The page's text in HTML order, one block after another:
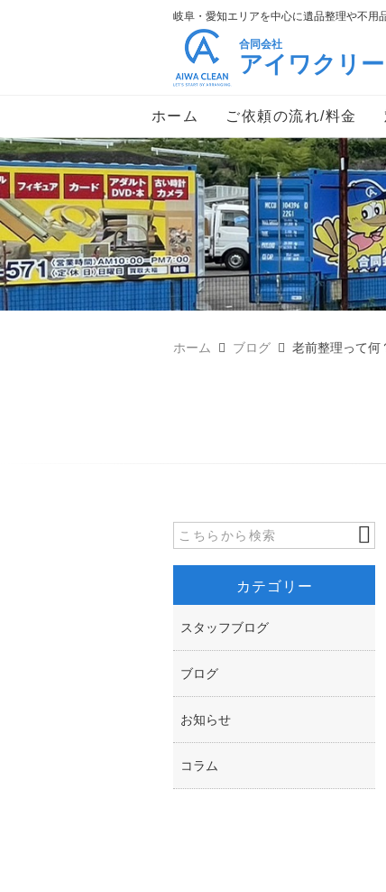
岐阜・愛知エリアを中心に遺品整理や不用
合同会社
アイワクリ
ホーム ご依頼の流れ/料金
ホーム ブログ 老前整理って何
カテゴリー
スタッフブログ
ブログ
お知らせ
コラム